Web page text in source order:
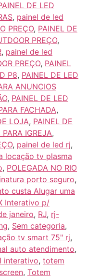
DE LED
, painel de led
PREÇO, PAINEL DE
PREÇO,
, painel de led
PREÇO, PAINEL
P8, PAINEL DE LED
ANUNCIOS
, PAINEL DE LED
FACHADA,
LOJA, PAINEL DE
IGREJA,
, painel de led rj,
locação tv plasma
, POLEGADA NO RIO
porto seguro,
custa Alugar uma
Interativo p/
janeiro, RJ, rj-
, Sem categoria,
tv smart 75" rj,
auto atendimento,
interativo, totem
, Totem